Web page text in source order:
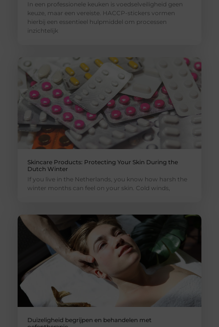
In een professionele keuken is voedselveiligheid geen
keuze, maar een vereiste. HACCP-stickers vormen
hierbij een essentieel hulpmiddel om processen
inzichtelijk
Skincare Products: Protecting Your Skin During the
Dutch Winter
If you live in the Netherlands, you know how harsh the
winter months can feel on your skin. Cold winds,
Duizeligheid begrijpen en behandelen met